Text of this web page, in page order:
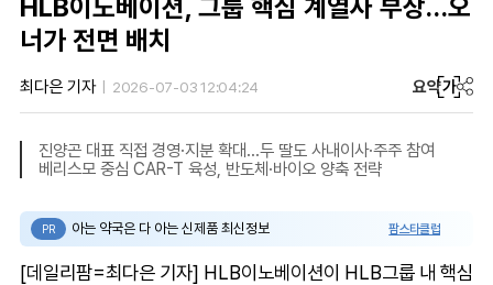
HLB이노베이션, 그룹 핵심 계열사 부상…오
너가 전면 배치
최다은 기자 2026-07-03 12:04:24 요약가
진양곤 대표 직접 경영·지분 확대…두 딸도 사내이사·주주 참여
베리스모 중심 CAR-T 육성, 반도체·바이오 양축 전략
PR 아는 약국은 다 아는 신제품 최신정보 팜스타클럽
[데일리팜=최다은 기자] HLB이노베이션이 HLB그룹 내 핵심